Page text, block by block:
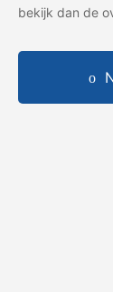
bekijk dan de